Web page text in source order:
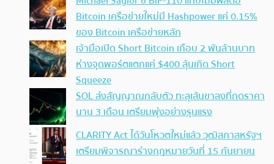
Bitcoin เครือข่ายใหม่มี Hashpower แค่ 0.15%
ของ Bitcoin เครือข่ายหลัก
เจ้ามือเปิด Short Bitcoin เกือบ 2 พันล้านบาท
ห่างจุดพอร์ตแตกแค่ $400 ลุ้นเกิด Short
Squeeze
SOL ส่งสัญญาณกลับตัว ทะลุเส้นขาลงที่กดราคา
นาน 3 เดือน เตรียมพุ่งอย่างรุนแรง
CLARITY Act ได้วันโหวตใหม่แล้ว วุฒิสภาสหรัฐฯ
เตรียมพิจารณาร่างกฎหมายวันที่ 15 กันยายน